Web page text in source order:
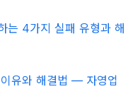
는 4가지 실패 유형과 해
유와 해결법 — 자영업